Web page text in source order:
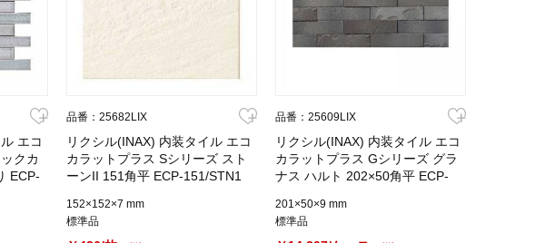
エコ
クカ
ECP-
品番：25682LIX
リクシル(INAX) 内装タイル エコ
カラットプラス Sシリーズ スト
ーンII 151角平 ECP-151/STN1
152×152×7 mm
標準品
品番：25609LIX
リクシル(INAX) 内装タイル エコ
カラットプラス Gシリーズ グラ
ナス ハルト 202×50角平 ECP-
201×50×9 mm
標準品